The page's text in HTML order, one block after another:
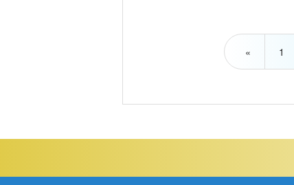
« 1